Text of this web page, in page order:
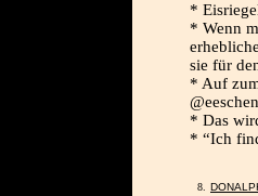
*
* Wenn
sie für
* Auf
* Das
* “Ich